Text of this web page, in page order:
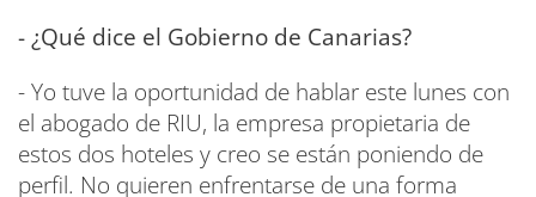
- ¿Qué dice el Gobierno de Canarias?
- Yo tuve la oportunidad de hablar este lunes con
el abogado de RIU, la empresa propietaria de
estos dos hoteles y creo se están poniendo de
perfil. No quieren enfrentarse de una forma